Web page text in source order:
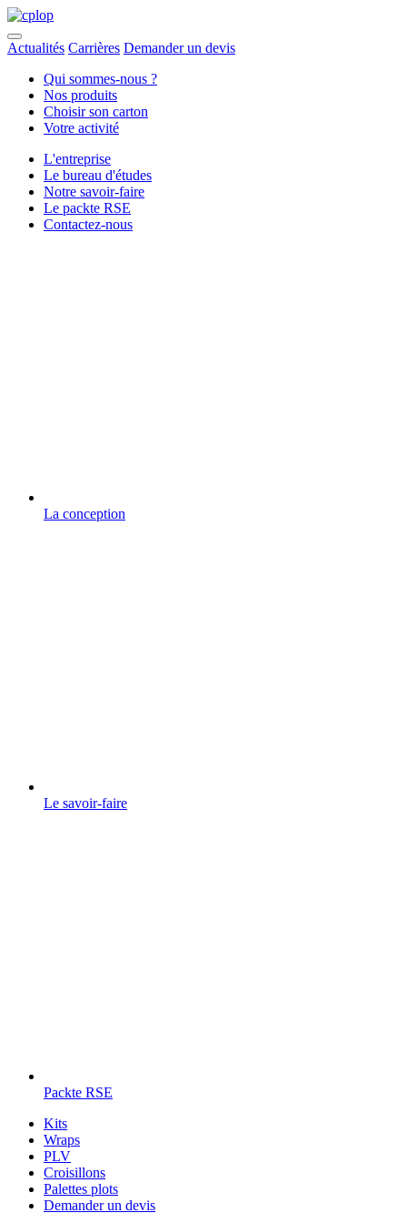
Actualités Carrières Demander un devis
Qui sommes-nous ?
Nos produits
Choisir son carton
Votre activité
L'entreprise
Le bureau d'études
Notre savoir-faire
Le packte RSE
Contactez-nous
La conception
Le savoir-faire
Packte RSE
Kits
Wraps
PLV
Croisillons
Palettes plots
Demander un devis